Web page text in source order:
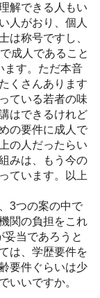
解できる人もい
人がおり、個人
は称号ですし、
成人であること
ます。ただ本音
くさんあります
ている若者の味
はできるけれど
の要件に成人で
の人だったらい
みは、もう今の
ています。以上
3つの案の中で
関の負担をこれ
妥当であろうと
は、学歴要件を
要件ぐらいは少
いいですか。